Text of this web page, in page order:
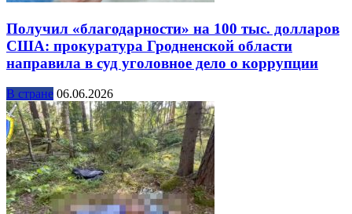
Получил «благодарности» на 100 тыс. долларов
США: прокуратура Гродненской области
направила в суд уголовное дело о коррупции
В стране 06.06.2026